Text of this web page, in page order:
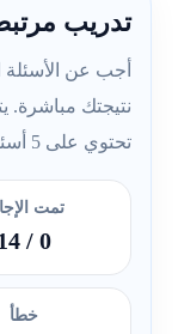
تدريب
أجب عن الأسئلة
نتيجتك مباشرة.
تحتوي على 5 أسئلة.
تمت
0
/ 14
خطأ